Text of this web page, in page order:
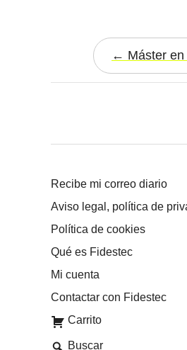
Máster
Recibe mi correo diario
Aviso legal, política de
Política de cookies
Qué es Fidestec
Mi cuenta
Contactar con Fidestec
Carrito
Buscar